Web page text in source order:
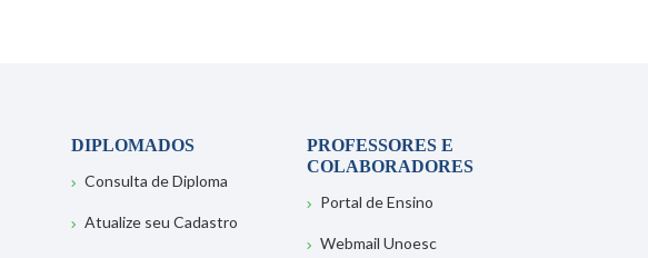
DIPLOMADOS
Consulta de Diploma
Atualize seu Cadastro
PROFESSORES E
COLABORADORES
Portal de Ensino
Webmail Unoesc